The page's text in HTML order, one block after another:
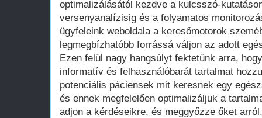
optimalizálásától kezdve a kulcsszó-
versenyanalízisig és a folyamatos
ügyfeleink weboldala a keresőmotorok
legmegbízhatóbb forrássá váljon az adott
Ezen felül nagy hangsúlyt fektetünk arra,
informatív és felhasználóbarát tartalmat
potenciális páciensek mit keresnek egy
és ennek megfelelően optimalizáljuk a
adjon a kérdéseikre, és meggyőzze őket